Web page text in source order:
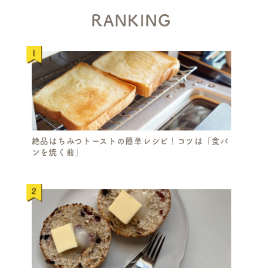
RANKING
絶品はちみつトーストの簡単レシピ！コツは「食パ
ンを焼く前」